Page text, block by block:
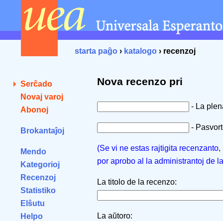
starta paĝo › katalogo › recenzoj
Serĉado
Novaj varoj
Abonoj
Brokantaĵoj
Mendo
Kategorioj
Recenzoj
Statistiko
Elŝutu
Helpo
Nova recenzo pri
- La
-
(Se vi ne estas rajtigita
por aprobo al la administrantoj de
La titolo de la recenzo:
La aŭtoro: